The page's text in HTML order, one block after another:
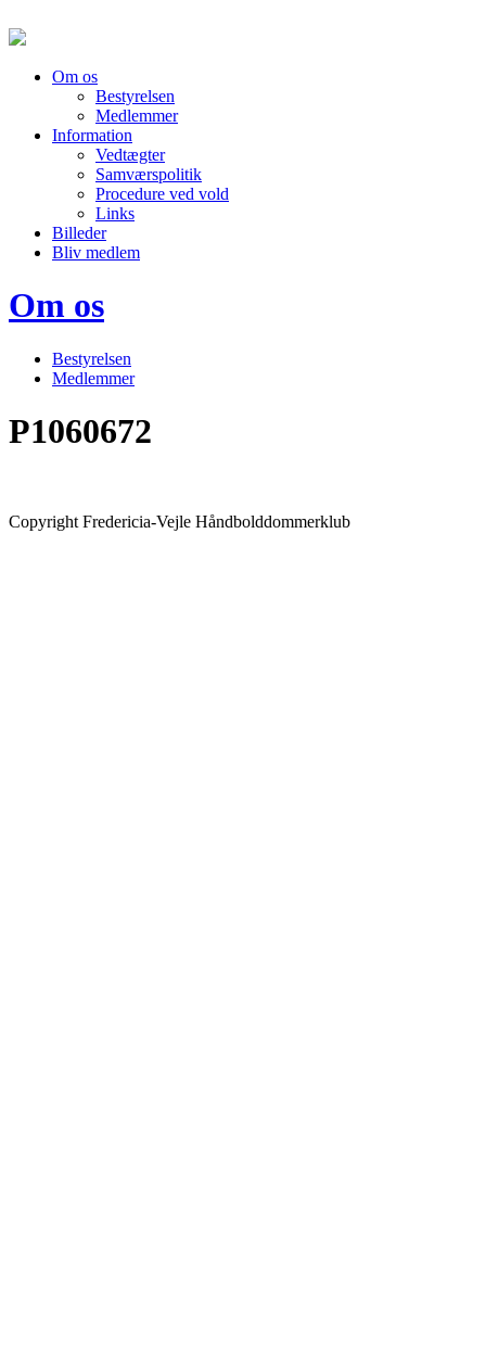
Om os
Bestyrelsen
Medlemmer
Information
Vedtægter
Samværspolitik
Procedure ved vold
Links
Billeder
Bliv medlem
Om os
Bestyrelsen
Medlemmer
P1060672
Copyright Fredericia-Vejle Håndbolddommerklub